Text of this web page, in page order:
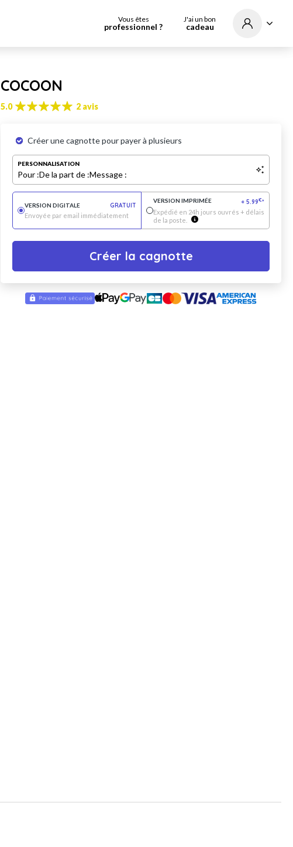
Vous êtes
professionnel ?
J'ai un bon
cadeau
COCOON
5.0 2 avis
Créer une cagnotte pour payer à plusieurs
PERSONNALISATION
Pour :De la part de :Message :
VERSION DIGITALE
GRATUIT
Envoyée par email immédiatement
VERSION IMPRIMÉE + 5.99€*
Expédié en 24h jours ouvrés + délais
de la poste.
Créer la cagnotte